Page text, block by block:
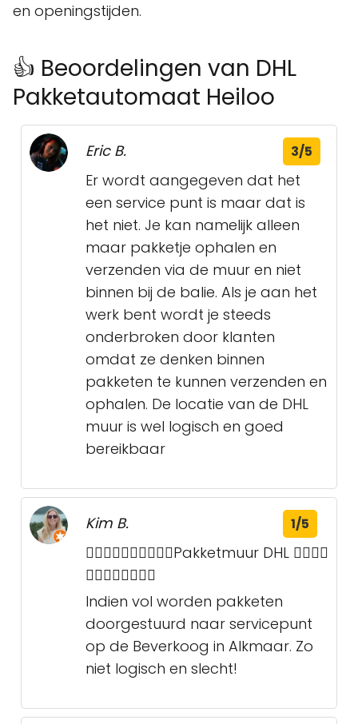
en openingstijden.
👍 Beoordelingen van DHL
Pakketautomaat Heiloo
Eric B. 3/5
Er wordt aangegeven dat het
een service punt is maar dat is
het niet. Je kan namelijk alleen
maar pakketje ophalen en
verzenden via de muur en niet
binnen bij de balie. Als je aan het
werk bent wordt je steeds
onderbroken door klanten
omdat ze denken binnen
pakketen te kunnen verzenden en
ophalen. De locatie van de DHL
muur is wel logisch en goed
bereikbaar
Kim B. 1/5
👎🏼👎🏼👎🏼👎🏼👎🏼Pakketmuur DHL 👎🏼👎🏼
👎🏼👎🏼👎🏼👎🏼
Indien vol worden pakketen
doorgestuurd naar servicepunt
op de Beverkoog in Alkmaar. Zo
niet logisch en slecht!